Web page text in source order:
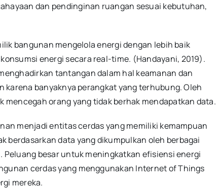
dan pendinginan ruangan sesuai kebutuhan,
bangunan mengelola energi dengan lebih baik
energi secara real-time. (Handayani, 2019).
tantangan dalam hal keamanan dan
karena banyaknya perangkat yang terhubung. Oleh
orang yang tidak berhak mendapatkan data.
menjadi entitas cerdas yang memiliki kemampuan
berdasarkan data yang dikumpulkan oleh berbagai
Peluang besar untuk meningkatkan efisiensi energi
cerdas yang menggunakan Internet of Things
mereka.